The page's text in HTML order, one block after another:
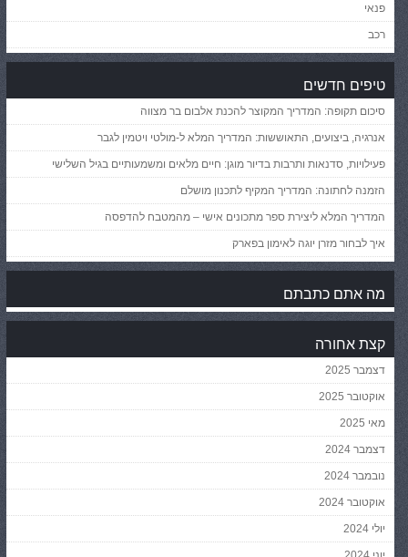
פנאי
רכב
טיפים חדשים
סיכום תקופה: המדריך המקוצר להכנת אלבום בר מצווה
אנרגיה, ביצועים, התאוששות: המדריך המלא ל-מולטי ויטמין לגבר
פעילויות, סדנאות ותרבות בדיור מוגן: חיים מלאים ומשמעותיים בגיל השלישי
הזמנה לחתונה: המדריך המקיף לתכנון מושלם
המדריך המלא ליצירת ספר מתכונים אישי – מהמטבח להדפסה
איך לבחור מזרן יוגה לאימון בפארק
מה אתם כתבתם
קצת אחורה
דצמבר 2025
אוקטובר 2025
מאי 2025
דצמבר 2024
נובמבר 2024
אוקטובר 2024
יולי 2024